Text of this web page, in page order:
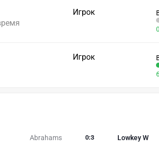
Игрок
Игрок
Abrahams Lowkey W
0:3